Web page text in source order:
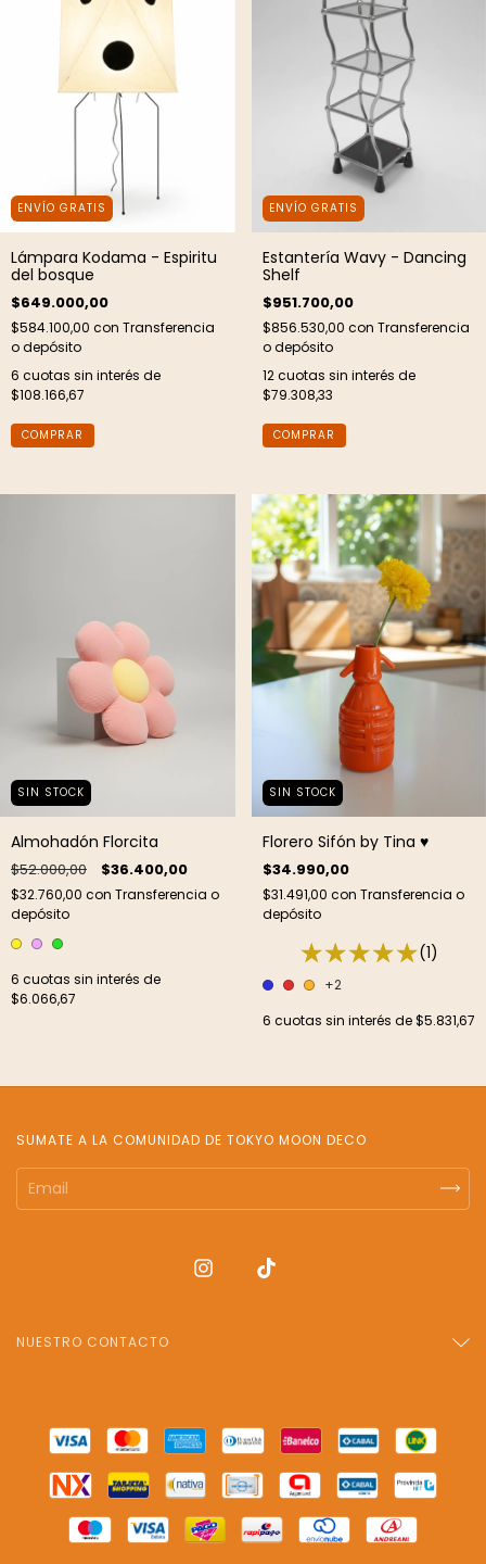
ENVÍO GRATIS
Lámpara Kodama - Espiritu
del bosque
$649.000,00
$584.100,00 con Transferencia
o depósito
6 cuotas sin interés de
$108.166,67
ENVÍO GRATIS
Estantería Wavy - Dancing
Shelf
$951.700,00
$856.530,00 con Transferencia
o depósito
12 cuotas sin interés de
$79.308,33
SIN STOCK
Almohadón Florcita
$52.000,00 $36.400,00
$32.760,00 con Transferencia o
depósito
6 cuotas sin interés de
$6.066,67
SIN STOCK
Florero Sifón by Tina ♥
$34.990,00
$31.491,00 con Transferencia o
depósito
(1)
+2
6 cuotas sin interés de$5.831,67
SUMATE A LA COMUNIDAD DE TOKYO MOON DECO
NUESTRO CONTACTO